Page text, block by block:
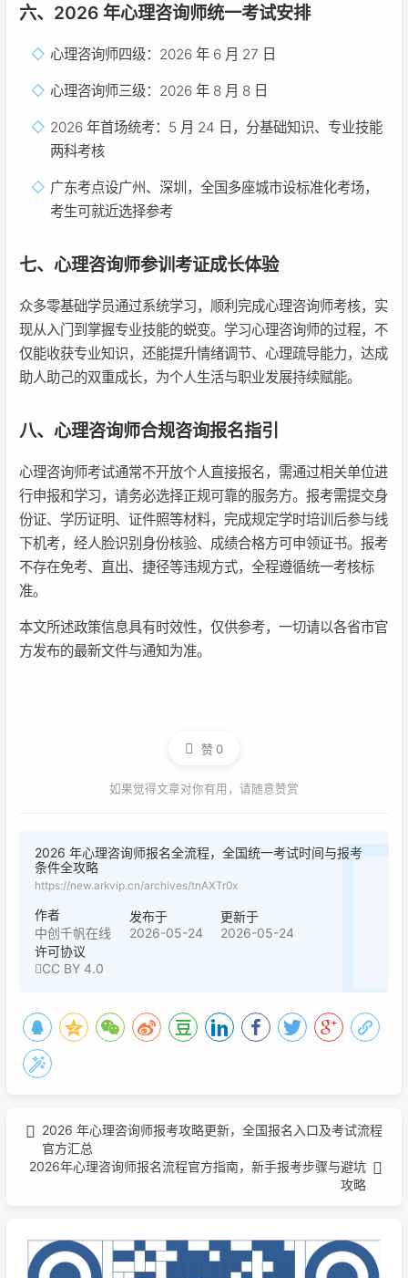
六、2026 年心理咨询师统一考试安排
心理咨询师四级：2026 年 6 月 27 日
心理咨询师三级：2026 年 8 月 8 日
2026 年首场统考：5 月 24 日，分基础知识、专业技能
两科考核
广东考点设广州、深圳，全国多座城市设标准化考场，
考生可就近选择参考
七、心理咨询师参训考证成长体验
众多零基础学员通过系统学习，顺利完成心理咨询师考核，实
现从入门到掌握专业技能的蜕变。学习心理咨询师的过程，不
仅能收获专业知识，还能提升情绪调节、心理疏导能力，达成
助人助己的双重成长，为个人生活与职业发展持续赋能。
八、心理咨询师合规咨询报名指引
心理咨询师考试通常不开放个人直接报名，需通过相关单位进
行申报和学习，请务必选择正规可靠的服务方。报考需提交身
份证、学历证明、证件照等材料，完成规定学时培训后参与线
下机考，经人脸识别身份核验、成绩合格方可申领证书。报考
不存在免考、直出、捷径等违规方式，全程遵循统一考核标
准。
本文所述政策信息具有时效性，仅供参考，一切请以各省市官
方发布的最新文件与通知为准。
赞0
如果觉得文章对你有用，请随意赞赏
2026 年心理咨询师报名全流程，全国统一考试时间与报考
条件全攻略
https://new.arkvip.cn/archives/tnAXTr0x
作者
中创千帆在线
发布于
2026-05-24
更新于
2026-05-24
许可协议
CC BY 4.0
2026 年心理咨询师报考攻略更新，全国报名入口及考试流程
官方汇总
2026年心理咨询师报名流程官方指南，新手报考步骤与避坑
攻略